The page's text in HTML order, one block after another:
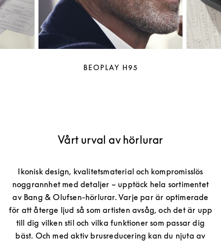
BEOPLAY H95
Vårt urval av hörlurar
Ikonisk design, kvalitetsmaterial och kompromisslös
noggrannhet med detaljer – upptäck hela sortimentet
av Bang & Olufsen-hörlurar. Varje par är optimerade
för att återge ljud så som artisten avsåg, och det är upp
till dig vilken stil och vilka funktioner som passar dig
bäst. Och med aktiv brusreducering kan du njuta av